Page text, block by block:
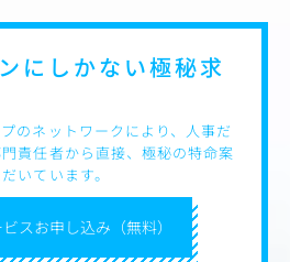
スお申し込み（無料）
にしかない極秘求
のネットワークにより、人事だ
責任者から直接、極秘の特命案
いています。